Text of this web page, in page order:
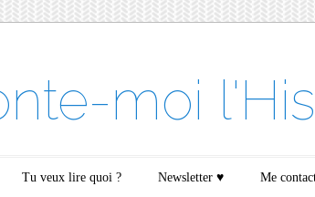
moi
Tu veux lire quoi ? Newsletter ♥ Me